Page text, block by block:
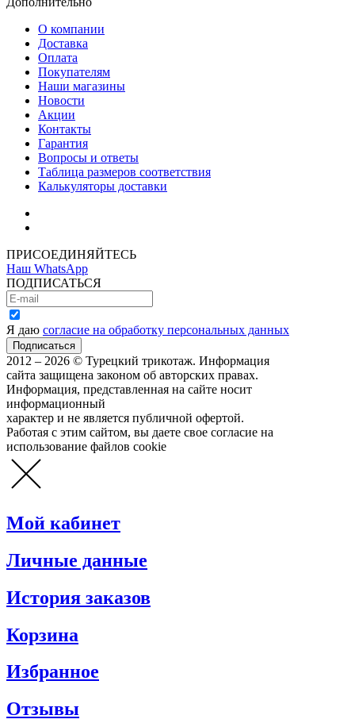
О компании
Доставка
Оплата
Покупателям
Наши магазины
Новости
Акции
Контакты
Гарантия
Вопросы и ответы
Таблица размеров соответствия
Калькуляторы доставки
ПРИСОЕДИНЯЙТЕСЬ
Наш WhatsApp
ПОДПИСАТЬСЯ
Я даю согласие на обработку персональных данных
2012 – 2026 © Турецкий трикотаж. Информация
сайта защищена законом об авторских правах.
Информация, представленная на сайте носит
информационный
характер и не является публичной офертой.
Работая с этим сайтом, вы даете свое согласие на
использование файлов cookie
Мой кабинет
Личные данные
История заказов
Корзина
Избранное
Отзывы